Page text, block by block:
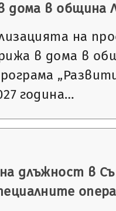
дома в община
на
в дома в
година…
длъжност в